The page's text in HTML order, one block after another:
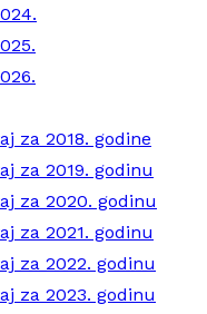
za 2018. godine
za 2019. godinu
za 2020. godinu
za 2021. godinu
za 2022. godinu
za 2023. godinu